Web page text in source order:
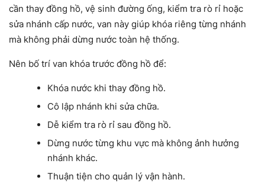
cần thay đồng hồ, vệ sinh đường ống, kiểm tra rò rỉ hoặc
sửa nhánh cấp nước, van này giúp khóa riêng từng nhánh
mà không phải dừng nước toàn hệ thống.
Nên bố trí van khóa trước đồng hồ để:
Khóa nước khi thay đồng hồ.
Cô lập nhánh khi sửa chữa.
Dễ kiểm tra rò rỉ sau đồng hồ.
Dừng nước từng khu vực mà không ảnh hưởng
nhánh khác.
Thuận tiện cho quản lý vận hành.